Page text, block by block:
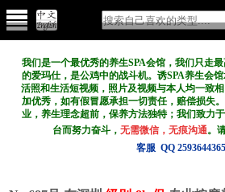
我们是一个最优秀的养生SPA会馆，我们只走
的爱玛仕，是公鸡中的战斗机。诱SPA养生会
活照和生活短视频，照片及视频与本人均一致
加优秀，如有假冒愿承担一切责任，赔偿损失
业，养生理念超前，保养方法独特；我们致力
台而努力奋斗，无需微信，无痕沟通。
客服 QQ 2593644365